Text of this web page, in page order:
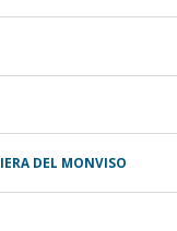
DEL MONVISO